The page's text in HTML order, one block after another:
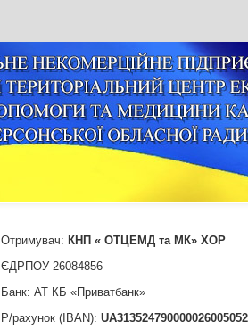
Отримувач: КНП « ОТЦЕМД та МК» ХОР
ЄДРПОУ 26084856
Банк: АТ КБ «Приватбанк»
Р/рахунок (IBAN): UA